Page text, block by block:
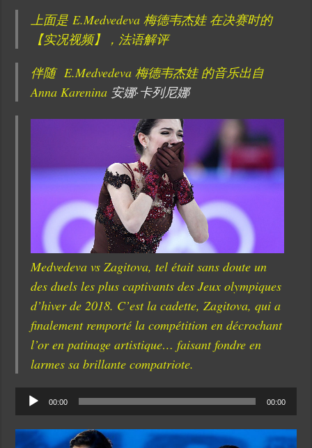
上面是 E.Medvedeva 梅德韦杰娃 在决赛时的
【实况视频】，法语解评
伴随 E.Medvedeva 梅德韦杰娃 的音乐出自
Anna Karenina 安娜·卡列尼娜
Medvedeva vs Zagitova, tel était sans doute un
des duels les plus captivants des Jeux olympiques
d’hiver de 2018. C’est la cadette, Zagitova, qui a
finalement remporté la compétition en décrochant
l’or en patinage artistique… faisant fondre en
larmes sa brillante compatriote.
Audio
Player
00:00 00:00